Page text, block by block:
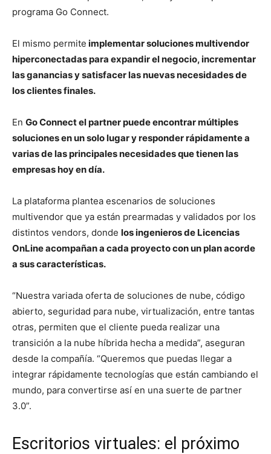
programa Go Connect.
El mismo permite implementar soluciones multivendor
hiperconectadas para expandir el negocio, incrementar
las ganancias y satisfacer las nuevas necesidades de
los clientes finales.
En Go Connect el partner puede encontrar múltiples
soluciones en un solo lugar y responder rápidamente a
varias de las principales necesidades que tienen las
empresas hoy en día.
La plataforma plantea escenarios de soluciones
multivendor que ya están prearmadas y validados por los
distintos vendors, donde los ingenieros de Licencias
OnLine acompañan a cada proyecto con un plan acorde
a sus características.
“Nuestra variada oferta de soluciones de nube, código
abierto, seguridad para nube, virtualización, entre tantas
otras, permiten que el cliente pueda realizar una
transición a la nube híbrida hecha a medida”, aseguran
desde la compañía. “Queremos que puedas llegar a
integrar rápidamente tecnologías que están cambiando el
mundo, para convertirse así en una suerte de partner
3.0”.
Escritorios virtuales: el próximo